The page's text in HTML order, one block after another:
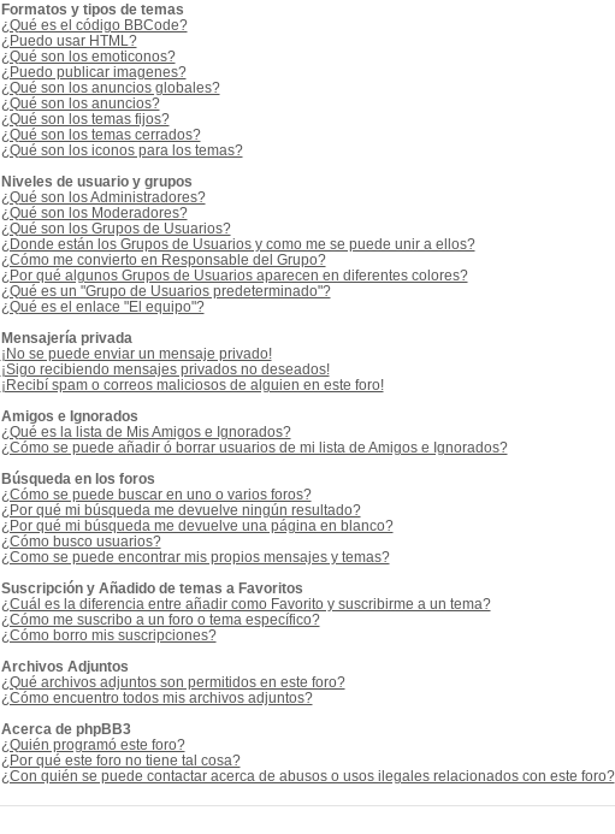
Formatos y tipos de temas
¿Qué es el código BBCode?
¿Puedo usar HTML?
¿Qué son los emoticonos?
¿Puedo publicar imagenes?
¿Qué son los anuncios globales?
¿Qué son los anuncios?
¿Qué son los temas fijos?
¿Qué son los temas cerrados?
¿Qué son los iconos para los temas?
Niveles de usuario y grupos
¿Qué son los Administradores?
¿Qué son los Moderadores?
¿Qué son los Grupos de Usuarios?
¿Donde están los Grupos de Usuarios y como me se puede unir a ellos?
¿Cómo me convierto en Responsable del Grupo?
¿Por qué algunos Grupos de Usuarios aparecen en diferentes colores?
¿Qué es un "Grupo de Usuarios predeterminado"?
¿Qué es el enlace "El equipo"?
Mensajería privada
¡No se puede enviar un mensaje privado!
¡Sigo recibiendo mensajes privados no deseados!
¡Recibí spam o correos maliciosos de alguien en este foro!
Amigos e Ignorados
¿Qué es la lista de Mis Amigos e Ignorados?
¿Cómo se puede añadir ó borrar usuarios de mi lista de Amigos e Ignorados?
Búsqueda en los foros
¿Cómo se puede buscar en uno o varios foros?
¿Por qué mi búsqueda me devuelve ningún resultado?
¿Por qué mi búsqueda me devuelve una página en blanco?
¿Cómo busco usuarios?
¿Como se puede encontrar mis propios mensajes y temas?
Suscripción y Añadido de temas a Favoritos
¿Cuál es la diferencia entre añadir como Favorito y suscribirme a un tema?
¿Cómo me suscribo a un foro o tema específico?
¿Cómo borro mis suscripciones?
Archivos Adjuntos
¿Qué archivos adjuntos son permitidos en este foro?
¿Cómo encuentro todos mis archivos adjuntos?
Acerca de phpBB3
¿Quién programó este foro?
¿Por qué este foro no tiene tal cosa?
¿Con quién se puede contactar acerca de abusos o usos ilegales relacionados con este foro?